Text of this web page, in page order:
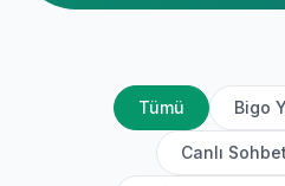
Tümü Bigo
Canlı